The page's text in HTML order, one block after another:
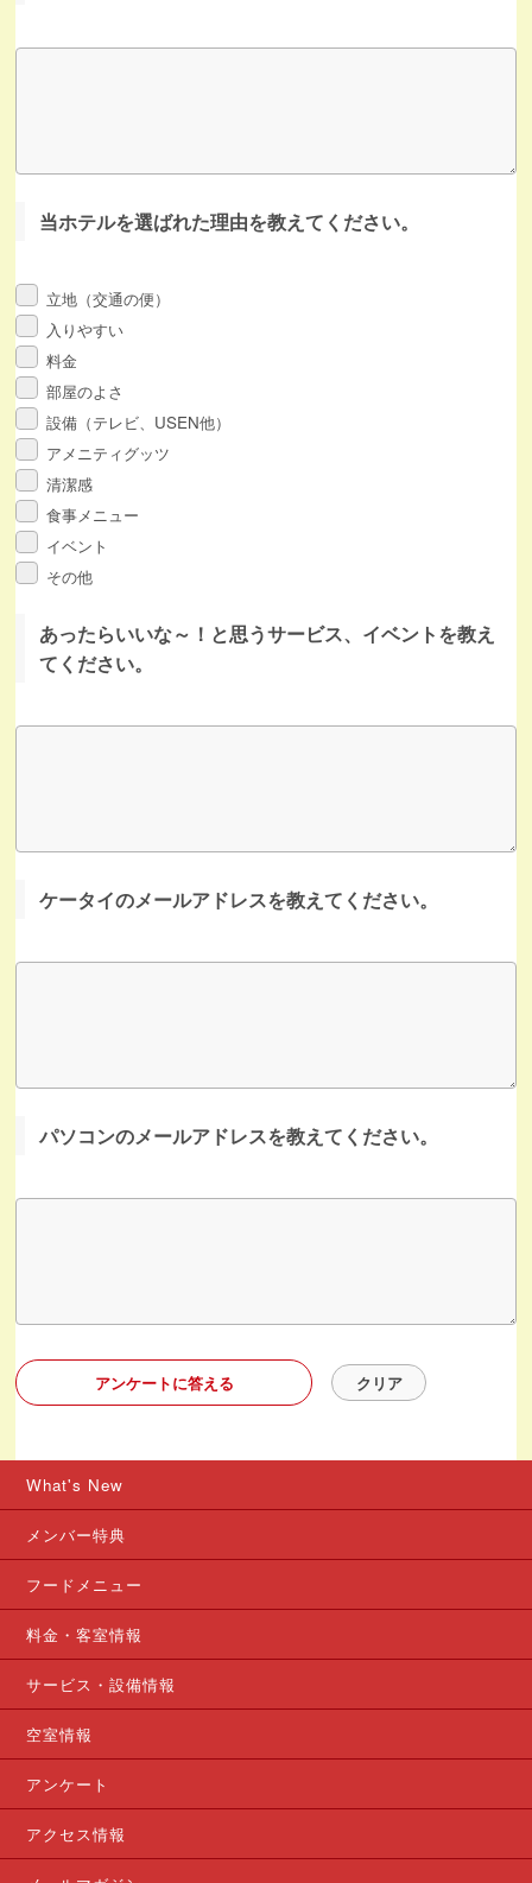
当ホテルを選ばれた理由を教えてください。
立地（交通の便）
入りやすい
料金
部屋のよさ
設備（テレビ、USEN他）
アメニティグッツ
清潔感
食事メニュー
イベント
その他
あったらいいな～！と思うサービス、イベントを教え
てください。
ケータイのメールアドレスを教えてください。
パソコンのメールアドレスを教えてください。
アンケートに答える
What's New
メンバー特典
フードメニュー
料金・客室情報
サービス・設備情報
空室情報
アンケート
アクセス情報